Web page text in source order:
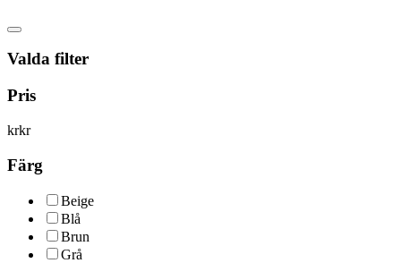
Valda filter
Pris
krkr
Färg
Beige
Blå
Brun
Grå